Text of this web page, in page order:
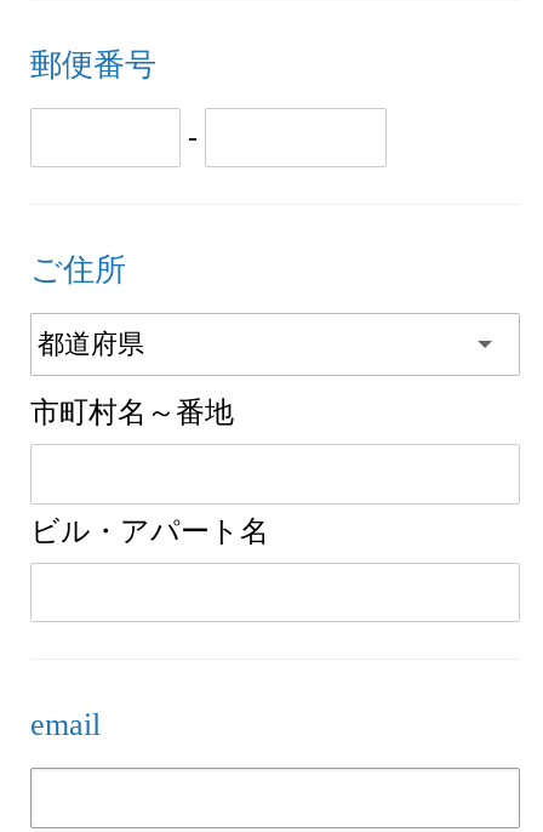
郵便番号
-
ご住所
市町村名～番地
ビル・アパート名
email